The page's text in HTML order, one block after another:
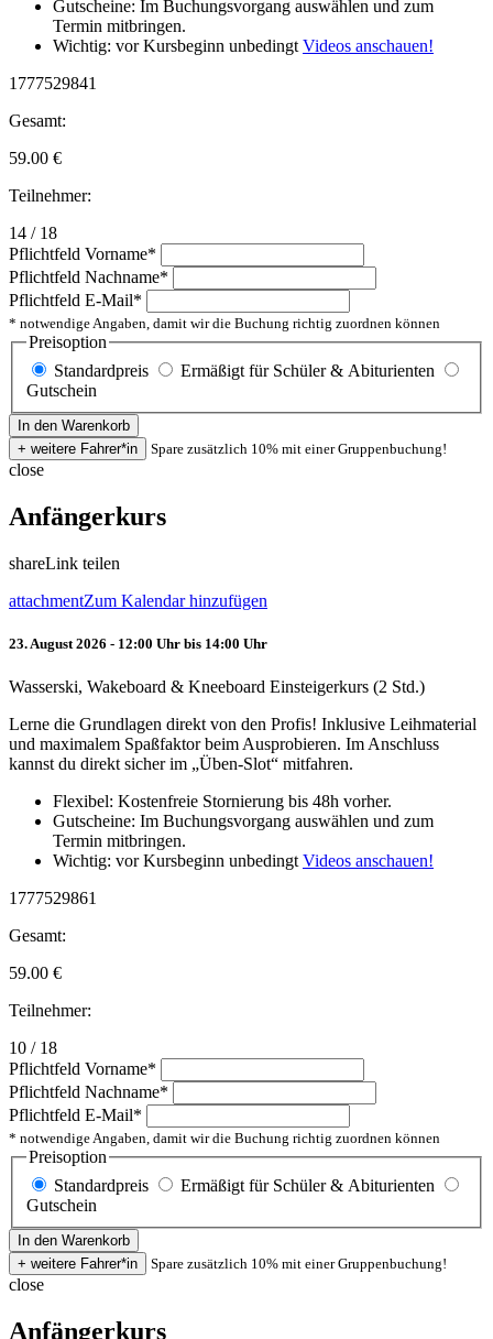
Gutscheine: Im Buchungsvorgang auswählen und zum
Termin mitbringen.
Wichtig: vor Kursbeginn unbedingtVideos anschauen!
1777529841
Gesamt:
59.00 €
Teilnehmer:
14 / 18
Pflichtfeld Vorname*
Pflichtfeld Nachname*
Pflichtfeld E-Mail*
* notwendige Angaben, damit wir die Buchung richtig zuordnen können
Preisoption
Standardpreis
Ermäßigt für Schüler & Abiturienten
Gutschein
Spare zusätzlich 10% mit einer Gruppenbuchung!
close
Anfängerkurs
shareLink teilen
attachmentZum Kalendar hinzufügen
23. August 2026 - 12:00 Uhr bis 14:00 Uhr
Wasserski, Wakeboard & Kneeboard Einsteigerkurs (2 Std.)
Lerne die Grundlagen direkt von den Profis! Inklusive Leihmaterial
und maximalem Spaßfaktor beim Ausprobieren. Im Anschluss
kannst du direkt sicher im „Üben-Slot“ mitfahren.
Flexibel: Kostenfreie Stornierung bis 48h vorher.
Gutscheine: Im Buchungsvorgang auswählen und zum
Termin mitbringen.
Wichtig: vor Kursbeginn unbedingt Videos anschauen!
1777529861
Gesamt:
59.00 €
Teilnehmer:
10 / 18
Pflichtfeld Vorname*
Pflichtfeld Nachname*
Pflichtfeld E-Mail*
* notwendige Angaben, damit wir die Buchung richtig zuordnen können
Preisoption
Standardpreis
Ermäßigt für Schüler & Abiturienten
Gutschein
Spare zusätzlich 10% mit einer Gruppenbuchung!
close
Anfängerkurs